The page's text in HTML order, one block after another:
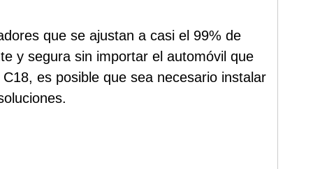
que se ajustan a casi el 99% de
y segura sin importar el automóvil que
es posible que sea necesario instalar